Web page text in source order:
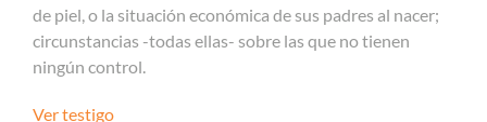
de piel, o la situación económica de sus padres al nacer;
circunstancias -todas ellas- sobre las que no tienen
ningún control.
Ver testigo